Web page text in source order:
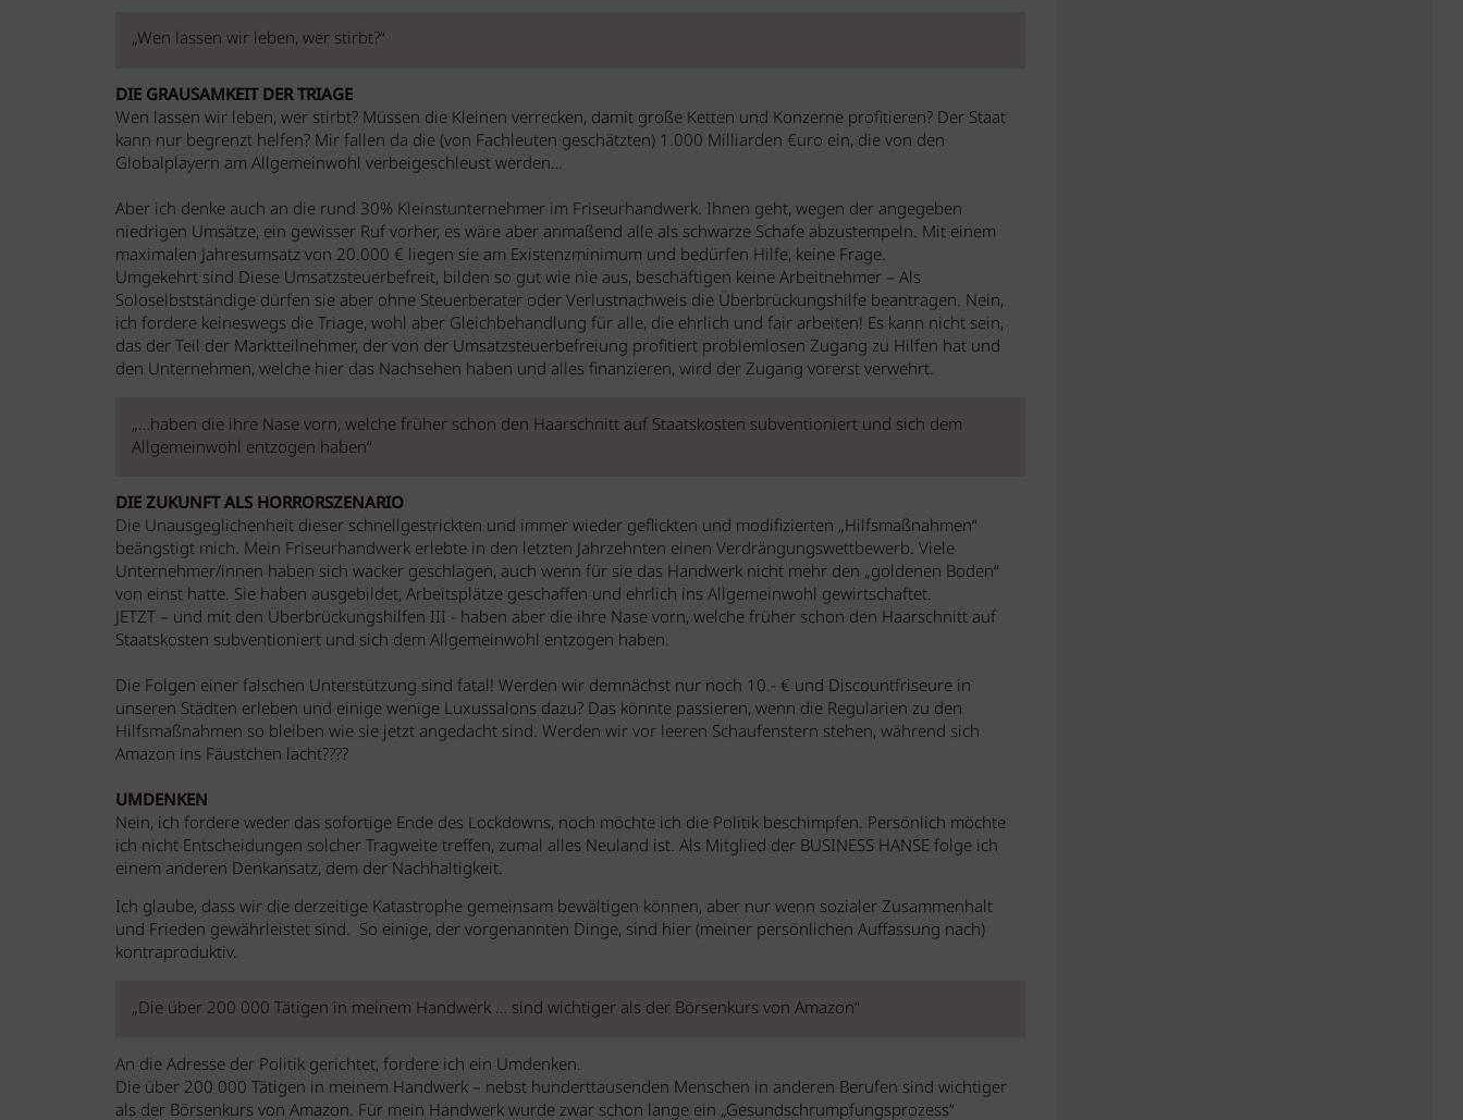
„Wen lassen wir leben, wer stirbt?“
DIE GRAUSAMKEIT DER TRIAGE
Wen lassen wir leben, wer stirbt? Müssen die Kleinen verrecken, damit große Ketten und Konzerne profitieren? Der Staat
kann nur begrenzt helfen? Mir fallen da die (von Fachleuten geschätzten) 1.000 Milliarden €uro ein, die von den
Globalplayern am Allgemeinwohl verbeigeschleust werden…
Aber ich denke auch an die rund 30% Kleinstunternehmer im Friseurhandwerk. Ihnen geht, wegen der angegeben
niedrigen Umsätze, ein gewisser Ruf vorher, es wäre aber anmaßend alle als schwarze Schafe abzustempeln. Mit einem
maximalen Jahresumsatz von 20.000 € liegen sie am Existenzminimum und bedürfen Hilfe, keine Frage.
Umgekehrt sind Diese Umsatzsteuerbefreit, bilden so gut wie nie aus, beschäftigen keine Arbeitnehmer – Als
Soloselbstständige dürfen sie aber ohne Steuerberater oder Verlustnachweis die Überbrückungshilfe beantragen. Nein,
ich fordere keineswegs die Triage, wohl aber Gleichbehandlung für alle, die ehrlich und fair arbeiten! Es kann nicht sein,
das der Teil der Marktteilnehmer, der von der Umsatzsteuerbefreiung profitiert problemlosen Zugang zu Hilfen hat und
den Unternehmen, welche hier das Nachsehen haben und alles finanzieren, wird der Zugang vorerst verwehrt.
„…haben die ihre Nase vorn, welche früher schon den Haarschnitt auf Staatskosten subventioniert und sich dem
Allgemeinwohl entzogen haben“
DIE ZUKUNFT ALS HORRORSZENARIO
Die Unausgeglichenheit dieser schnellgestrickten und immer wieder geflickten und modifizierten „Hilfsmaßnahmen“
beängstigt mich. Mein Friseurhandwerk erlebte in den letzten Jahrzehnten einen Verdrängungswettbewerb. Viele
Unternehmer/innen haben sich wacker geschlagen, auch wenn für sie das Handwerk nicht mehr den „goldenen Boden“
von einst hatte. Sie haben ausgebildet, Arbeitsplätze geschaffen und ehrlich ins Allgemeinwohl gewirtschaftet.
JETZT – und mit den Überbrückungshilfen III - haben aber die ihre Nase vorn, welche früher schon den Haarschnitt auf
Staatskosten subventioniert und sich dem Allgemeinwohl entzogen haben.
Die Folgen einer falschen Unterstützung sind fatal! Werden wir demnächst nur noch 10.- € und Discountfriseure in
unseren Städten erleben und einige wenige Luxussalons dazu? Das könnte passieren, wenn die Regularien zu den
Hilfsmaßnahmen so bleiben wie sie jetzt angedacht sind. Werden wir vor leeren Schaufenstern stehen, während sich
Amazon ins Fäustchen lacht????
UMDENKEN
Nein, ich fordere weder das sofortige Ende des Lockdowns, noch möchte ich die Politik beschimpfen. Persönlich möchte
ich nicht Entscheidungen solcher Tragweite treffen, zumal alles Neuland ist. Als Mitglied der BUSINESS HANSE folge ich
einem anderen Denkansatz, dem der Nachhaltigkeit.
Ich glaube, dass wir die derzeitige Katastrophe gemeinsam bewältigen können, aber nur wenn sozialer Zusammenhalt
und Frieden gewährleistet sind. So einige, der vorgenannten Dinge, sind hier (meiner persönlichen Auffassung nach)
kontraproduktiv.
„Die über 200 000 Tätigen in meinem Handwerk … sind wichtiger als der Börsenkurs von Amazon“
An die Adresse der Politik gerichtet, fordere ich ein Umdenken.
Die über 200 000 Tätigen in meinem Handwerk – nebst hunderttausenden Menschen in anderen Berufen sind wichtiger
als der Börsenkurs von Amazon. Für mein Handwerk wurde zwar schon lange ein „Gesundschrumpfungsprozess“